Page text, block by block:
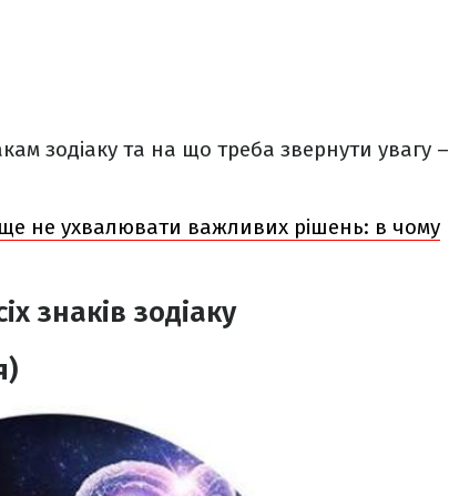
зодіаку та на що треба звернути увагу –
не ухвалювати важливих рішень: в чому
знаків зодіаку